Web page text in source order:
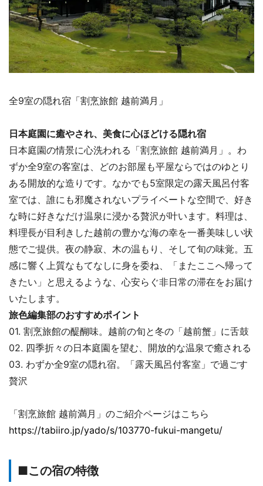
全9室の隠れ宿「割烹旅館 越前満月」
日本庭園に癒やされ、美食に心ほどける隠れ宿
日本庭園の情景に心洗われる「割烹旅館 越前満月」。わ
ずか全9室の客室は、どのお部屋も平屋ならではのゆとり
ある開放的な造りです。なかでも5室限定の露天風呂付客
室では、誰にも邪魔されないプライベートな空間で、好き
な時に好きなだけ温泉に浸かる贅沢が叶います。料理は、
料理長が目利きした越前の豊かな海の幸を一番美味しい状
態でご提供。夜の静寂、木の温もり、そして旬の味覚。五
感に響く上質なもてなしに身を委ね、「またここへ帰って
きたい」と思えるような、心安らぐ非日常の滞在をお届け
いたします。
旅色編集部のおすすめポイント
01. 割烹旅館の醍醐味。越前の旬と冬の「越前蟹」に舌鼓
02. 四季折々の日本庭園を望む、開放的な温泉で癒される
03. わずか全9室の隠れ宿。「露天風呂付客室」で過ごす
贅沢
「割烹旅館 越前満月」のご紹介ページはこちら
https://tabiiro.jp/yado/s/103770-fukui-mangetu/
■この宿の特徴